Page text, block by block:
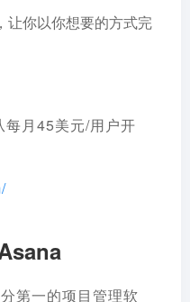
让你以你想要的方式完
每月45美元/用户开
第一的项目管理软